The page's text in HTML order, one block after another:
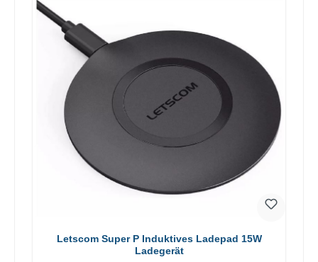
Letscom Super P Induktives Ladepad 15W
Ladegerät